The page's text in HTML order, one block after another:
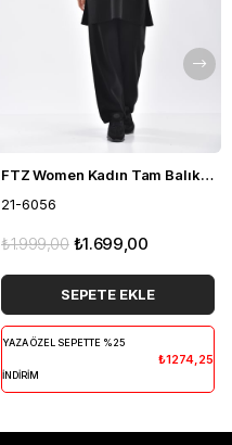
FTZ Women Kadın Tam Balıkçı İkili Takım Siyah 21-6056
21-6056
₺1.699,00
₺1.999,00
SEPETE EKLE
YAZA ÖZEL SEPETTE %25
İNDİRİM
₺1274,25